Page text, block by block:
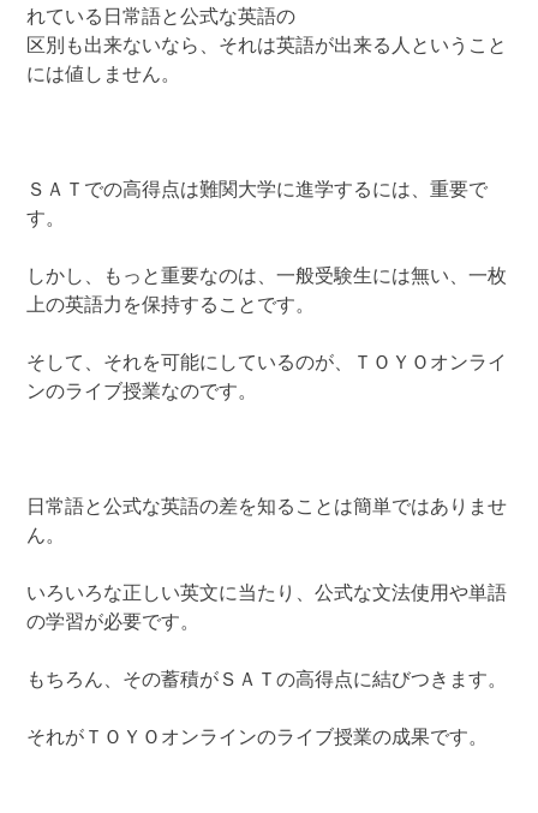
れている日常語と公式な英語の
区別も出来ないなら、それは英語が出来る人ということ
には値しません。
ＳＡＴでの高得点は難関大学に進学するには、重要で
す。
しかし、もっと重要なのは、一般受験生には無い、一枚
上の英語力を保持することです。
そして、それを可能にしているのが、ＴＯＹＯオンライ
ンのライブ授業なのです。
日常語と公式な英語の差を知ることは簡単ではありませ
ん。
いろいろな正しい英文に当たり、公式な文法使用や単語
の学習が必要です。
もちろん、その蓄積がＳＡＴの高得点に結びつきます。
それがＴＯＹＯオンラインのライブ授業の成果です。